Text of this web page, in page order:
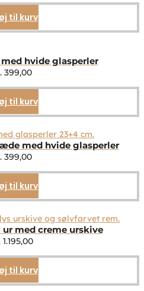
til kurv
hvide glasperler
399,00
til kurv
med hvide glasperler
399,00
til kurv
ur med creme urskive
1.195,00
til kurv